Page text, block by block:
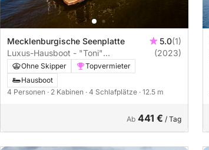
Mecklenburgische Seenplatte 5.0(1)
Luxus-Hausboot - "Toni"
Führerscheinfrei (Charterschein)
(2023)
Ohne Skipper
Topvermieter
Hausboot
4 Personen · 2 Kabinen · 4 Schlafplätze · 12.5 m
Ab 441 € / Tag